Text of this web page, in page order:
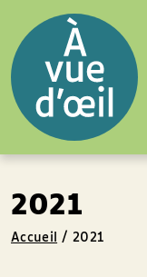
Fermer
Rechercher
un
livre,
un
auteur,
un
EAN
2021
Accueil /2021